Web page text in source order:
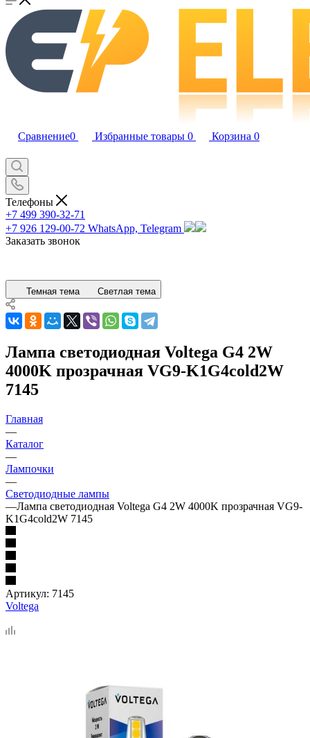
Сравнение0 Избранные товары 0 Корзина 0
Телефоны
+7 499 390-32-71
+7 926 129-00-72 WhatsApp, Telegram
Заказать звонок
Темная тема Светлая тема
Лампа светодиодная Voltega G4 2W
4000K прозрачная VG9-K1G4cold2W
7145
Главная
—
Каталог
—
Лампочки
—
Светодиодные лампы
—Лампа светодиодная Voltega G4 2W 4000K прозрачная VG9-
K1G4cold2W 7145
Артикул: 7145
Voltega